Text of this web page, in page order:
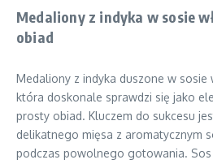
Medaliony z indyka w sosie
obiad
Medaliony z indyka duszone w sosie
która doskonale sprawdzi się jako
prosty obiad. Kluczem do sukcesu
delikatnego mięsa z aromatycznym
podczas powolnego gotowania. Sos